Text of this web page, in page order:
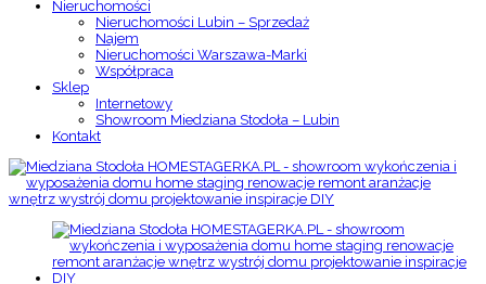
Nieruchomości
Nieruchomości Lubin – Sprzedaż
Najem
Nieruchomości Warszawa-Marki
Współpraca
Sklep
Internetowy
Showroom Miedziana Stodoła – Lubin
Kontakt